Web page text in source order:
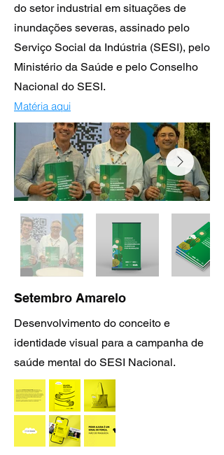
do setor industrial em situações de
inundações severas, assinado pelo
Serviço Social da Indústria (SESI), pelo
Ministério da Saúde e pelo Conselho
Nacional do SESI.
Matéria aqui
Setembro Amarelo
Desenvolvimento do conceito e
identidade visual para a campanha de
saúde mental do SESI Nacional.